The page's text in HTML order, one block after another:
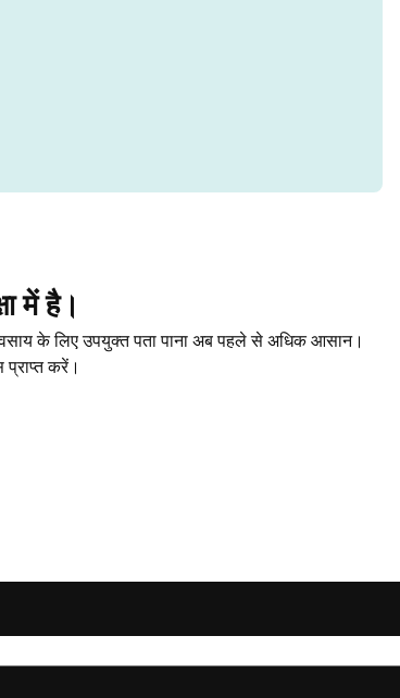
में है।
के लिए उपयुक्त पता पाना अब पहले से अधिक आसान।
प्राप्त करें।